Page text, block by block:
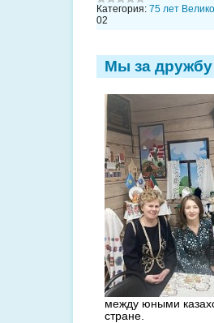
Категория: 75 лет
02
Мы за
между юными
стране.